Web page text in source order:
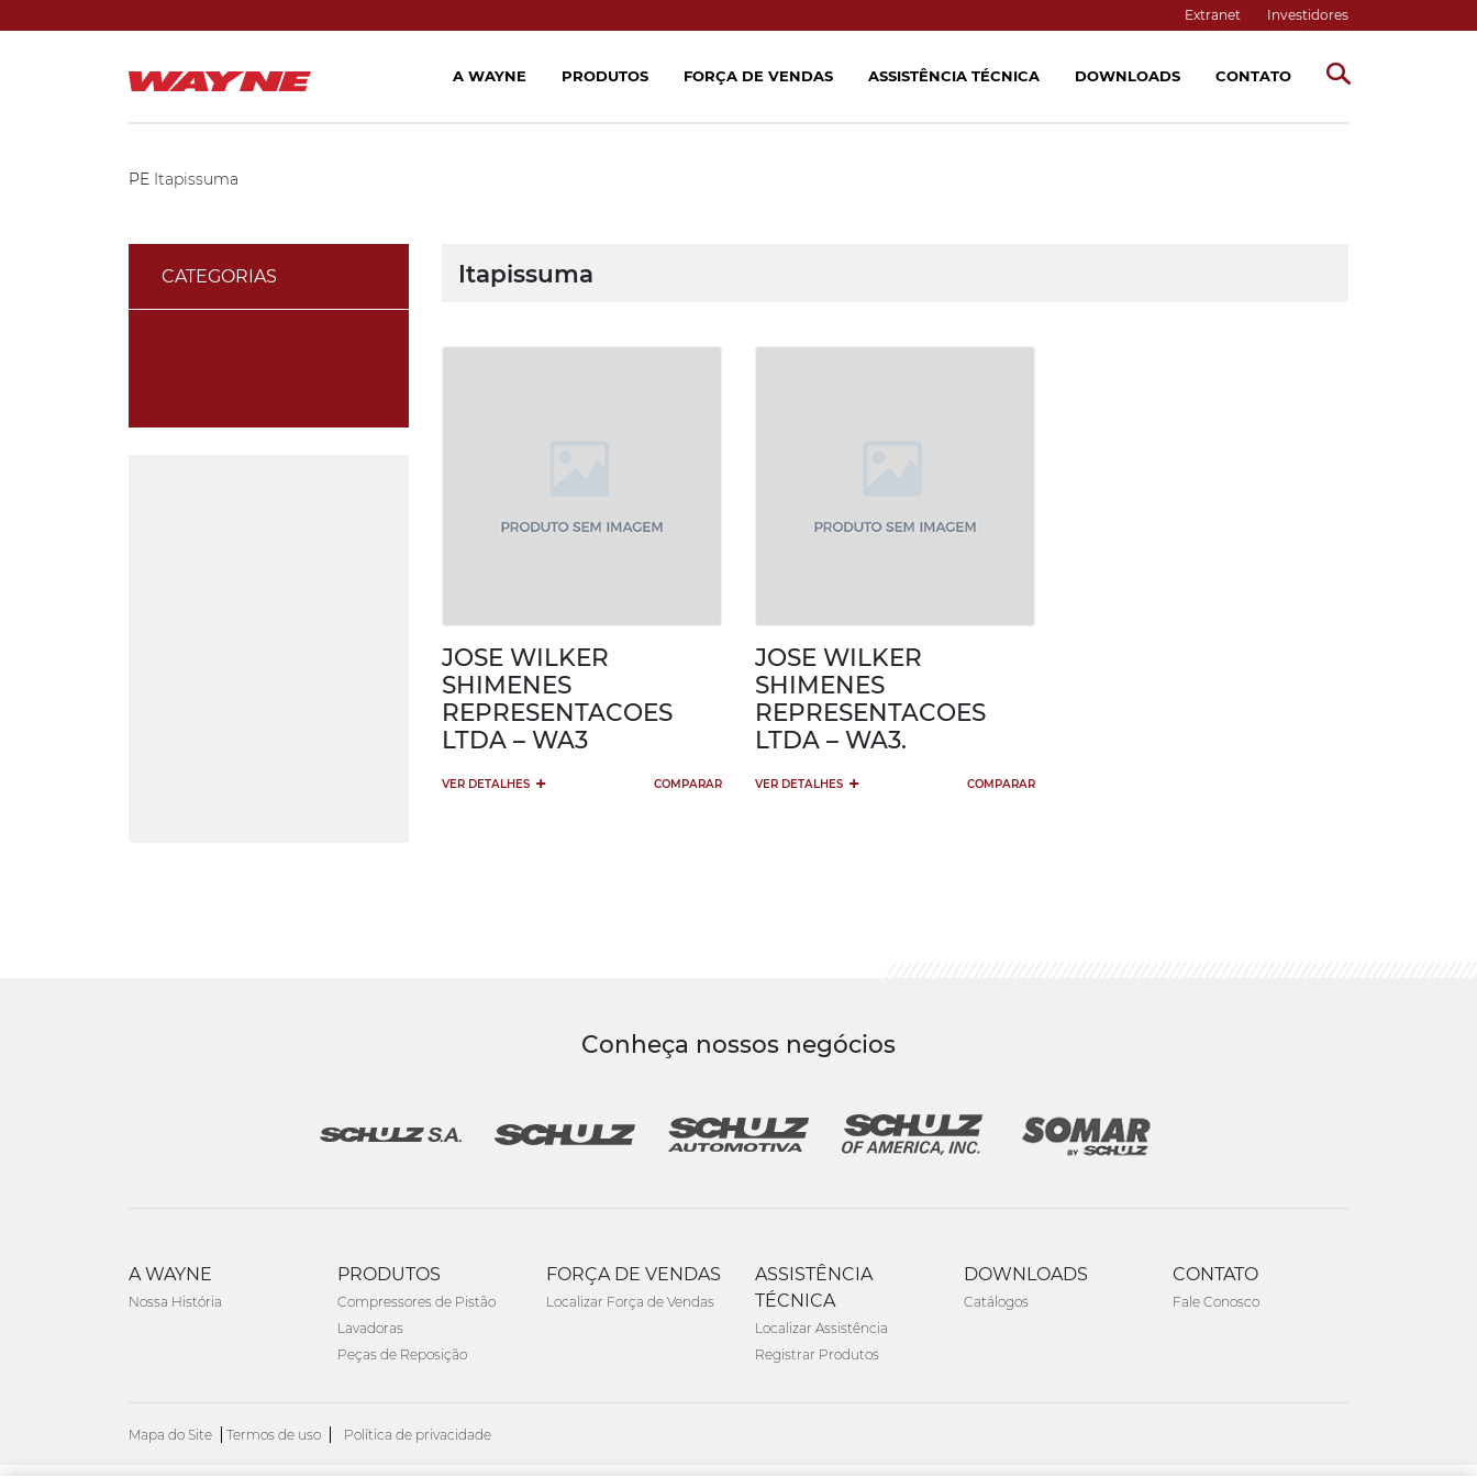
Extranet Investidores
PE Itapissuma
CATEGORIAS Itapissuma
JOSE WILKER
SHIMENES
REPRESENTACOES
LTDA – WA3
VER DETALHES + COMPARAR
JOSE WILKER
SHIMENES
REPRESENTACOES
LTDA – WA3.
VER DETALHES + COMPARAR
Conheça nossos negócios
A WAYNE
Nossa História
PRODUTOS
Compressores de Pistão
Lavadoras
Peças de Reposição
FORÇA DE VENDAS
Localizar Força de Vendas
ASSISTÊNCIA
TÉCNICA
Localizar Assistência
Registrar Produtos
DOWNLOADS
Catálogos
CONTATO
Fale Conosco
Mapa do Site Termos de uso Política de privacidade
A WAYNE PRODUTOS FORÇA DE VENDAS ASSISTÊNCIA TÉCNICA DOWNLOADS CONTATO